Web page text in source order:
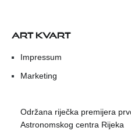
ART KVART
Impressum
Marketing
Održana riječka premijera
Astronomskog centra Rijeka